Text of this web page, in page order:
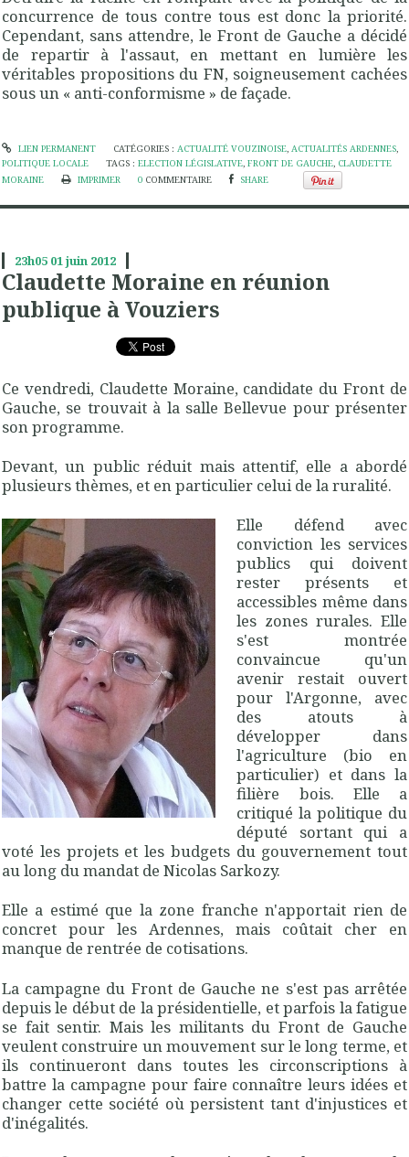
concurrence de tous contre tous est donc la priorité.
Cependant, sans attendre, le Front de Gauche a décidé
de repartir à l'assaut, en mettant en lumière les
véritables propositions du FN, soigneusement cachées
sous un « anti-conformisme » de façade.
LIEN PERMANENT CATÉGORIES : ACTUALITÉ VOUZINOISE, ACTUALITÉS ARDENNES,
POLITIQUE LOCALE
TAGS :ELECTION LÉGISLATIVE,FRONT DE GAUCHE, CLAUDETTE
MORAINE
IMPRIMER 0 COMMENTAIRE SHARE
23h05 01juin 2012
Claudette Moraine en réunion
publique à Vouziers
Ce vendredi, Claudette Moraine, candidate du Front de
Gauche, se trouvait à la salle Bellevue pour présenter
son programme.
Devant, un public réduit mais attentif, elle a abordé
plusieurs thèmes, et en particulier celui de la ruralité.
Elle défend avec
conviction les services
publics qui doivent
rester présents et
accessibles même dans
les zones rurales. Elle
s'est montrée
convaincue qu'un
avenir restait ouvert
pour l'Argonne, avec
des atouts à
développer dans
l'agriculture (bio en
particulier) et dans la
filière bois. Elle a
critiqué la politique du
député sortant qui a
voté les projets et les budgets du gouvernement tout
au long du mandat de Nicolas Sarkozy.
Elle a estimé que la zone franche n'apportait rien de
concret pour les Ardennes, mais coûtait cher en
manque de rentrée de cotisations.
La campagne du Front de Gauche ne s'est pas arrêtée
depuis le début de la présidentielle, et parfois la fatigue
se fait sentir. Mais les militants du Front de Gauche
veulent construire un mouvement sur le long terme, et
ils continueront dans toutes les circonscriptions à
battre la campagne pour faire connaître leurs idées et
changer cette société où persistent tant d'injustices et
d'inégalités.